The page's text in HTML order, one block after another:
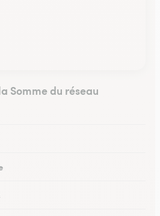
Somme du réseau